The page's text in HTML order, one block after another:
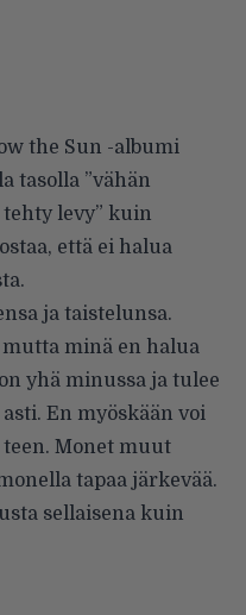
the Sun -albumi
tasolla ”vähän
levy” kuin
että ei halua
ja taistelunsa.
minä en halua
yhä minussa ja tulee
En myöskään voi
Monet muut
tapaa järkevää.
sellaisena kuin